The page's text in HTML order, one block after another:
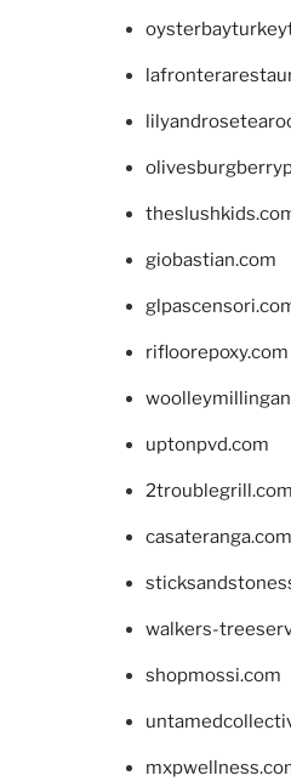
giobastian.com
rifloorepoxy.com
uptonpvd.com
2troublegrill.com
casateranga.com
walkers-
shopmossi.com